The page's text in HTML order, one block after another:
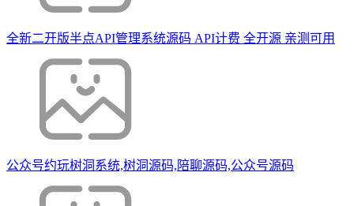
全新二开版半点API管理系统源码 API计费 全开源 亲测可用
公众号约玩树洞系统,树洞源码,陪聊源码,公众号源码